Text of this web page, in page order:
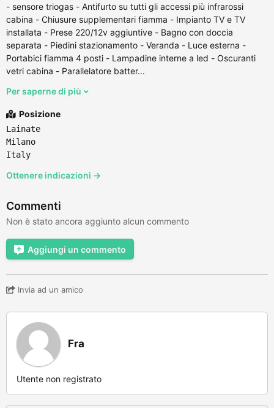
- sensore triogas - Antifurto su tutti gli accessi più infrarossi
cabina - Chiusure supplementari fiamma - Impianto TV e TV
installata - Prese 220/12v aggiuntive - Bagno con doccia
separata - Piedini stazionamento - Veranda - Luce esterna -
Portabici fiamma 4 posti - Lampadine interne a led - Oscuranti
vetri cabina - Parallelatore batter...
Per saperne di più
Posizione
Lainate
Milano
Italy
Ottenere indicazioni →
Commenti
Non è stato ancora aggiunto alcun commento
Aggiungi un commento
Invia ad un amico
Fra
Utente non registrato